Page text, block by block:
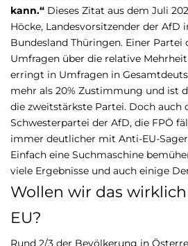
kann.“ Dieses Zitat aus dem Juli
Höcke, Landesvorsitzender der AfD
Bundesland Thüringen. Einer
Umfragen über die relative
erringt in Umfragen in
mehr als 20% Zustimmung und ist
die zweitstärkste Partei. Doch auch
Schwesterpartei der AfD, die FPÖ
immer deutlicher mit Anti-EU-
Einfach eine Suchmaschine
viele Ergebnisse und auch einige
Wollen wir das wirklich
EU?
Rund 2/3 der Bevölkerung in